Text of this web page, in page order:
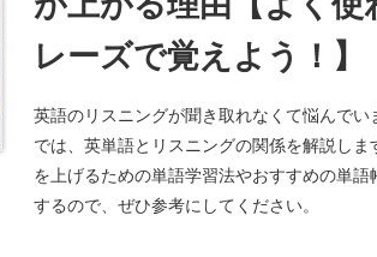
レーズで覚えよう！】
英語のリスニングが聞き取れなくて悩んでい
では、英単語とリスニングの関係を解説しま
を上げるための単語学習法やおすすめの単語
するので、ぜひ参考にしてください。